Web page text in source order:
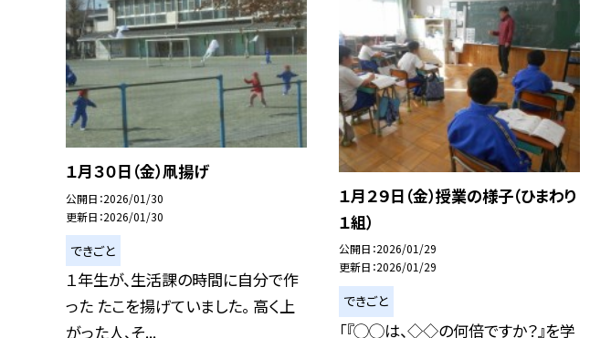
１月３０日（金）凧揚げ
公開日 2026/01/30
更新日 2026/01/30
できごと
１年生が、生活課の時間に自分で作
った たこを揚げていました。 高く上
がった人、そ...
１月２９日（金）授業の様子（ひまわり
１組）
公開日 2026/01/29
更新日 2026/01/29
できごと
「『◯◯は、◇◇の何倍ですか？』を学